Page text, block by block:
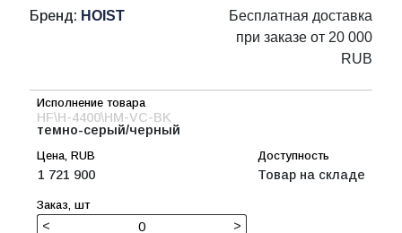
Бренд: HOIST
Бесплатная доставка
при заказе от 20 000
RUB
HF\H-4400\HM-VC-BK
темно-серый/черный
1 721 900 Товар на складе
< >